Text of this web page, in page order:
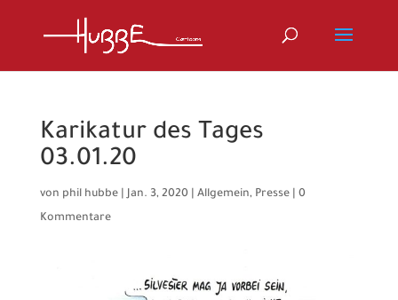
Karikatur des Tages
03.01.20
von phil hubbe|Jan. 3, 2020| Allgemein, Presse| 0
Kommentare